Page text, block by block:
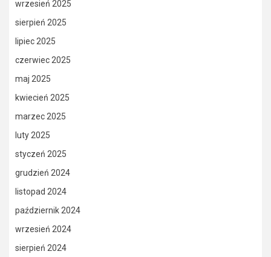
wrzesień 2025
sierpień 2025
lipiec 2025
czerwiec 2025
maj 2025
kwiecień 2025
marzec 2025
luty 2025
styczeń 2025
grudzień 2024
listopad 2024
październik 2024
wrzesień 2024
sierpień 2024